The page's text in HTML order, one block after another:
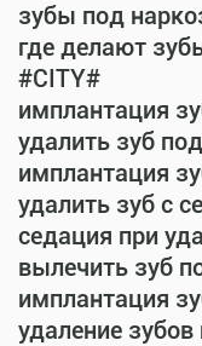
зубы под
где делают
#CITY#
имплантация
удалить зуб
имплантация
удалить зуб с
седация при
вылечить зуб
имплантация
удаление